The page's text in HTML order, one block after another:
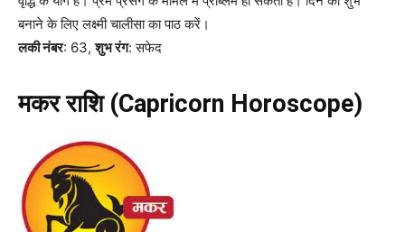
बनाने के लिए लक्ष्मी चालीसा का पाठ करें।
लकी नंबर: 63,शुभ रंग: सफेद
मकर राशि (Capricorn Horoscope)